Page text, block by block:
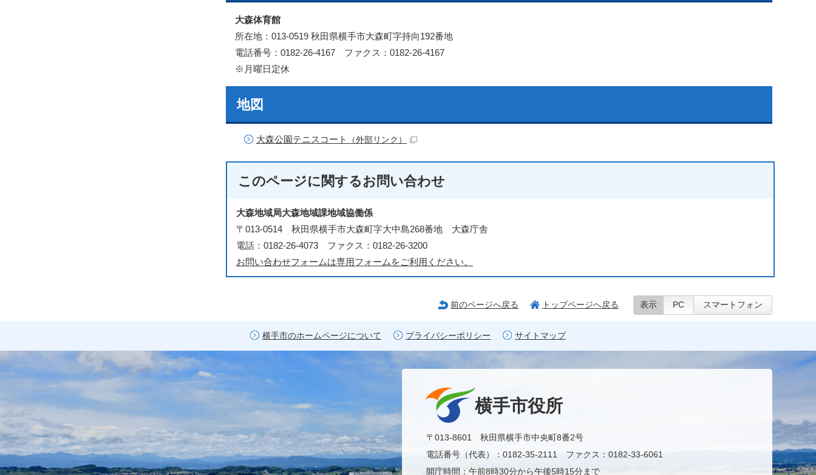
大森体育館
所在地：013-0519 秋田県横手市大森町字持向192番地
電話番号：0182-26-4167 ファクス：0182-26-4167
※月曜日定休
地図
大森公園テニスコート （外部リンク）
このページに関するお問い合わせ
大森地域局大森地域課地域協働係
〒013-0514 秋田県横手市大森町字大中島268番地 大森庁舎
電話：0182-26-4073 ファクス：0182-26-3200
お問い合わせフォームは専用フォームをご利用ください。
前のページへ戻る トップページへ戻る 表示 PC スマートフォン
横手市のホームページについて プライバシーポリシー サイトマップ
横手市役所
〒013-8601 秋田県横手市中央町8番2号
電話番号（代表）：0182-35-2111 ファクス：0182-33-6061
開庁時間：午前8時30分から午後5時15分まで